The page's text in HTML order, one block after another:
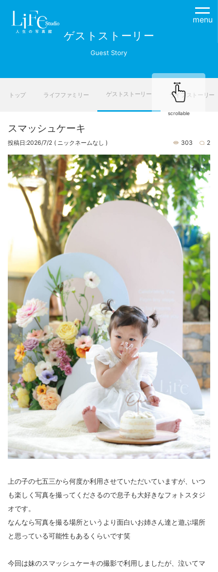
menu
ゲストストーリー
Guest Story
トップ ライフファミリー ゲストストーリー ライフストーリー
スマッシュケーキ
投稿日:2026/7/2 ( ニックネームなし ) 303 2
上の子の七五三から何度か利用させていただいていますが、いつ
も楽しく写真を撮ってくださるので息子も大好きなフォトスタジ
オです。
なんなら写真を撮る場所というより面白いお姉さん達と遊ぶ場所
と思っている可能性もあるくらいです笑
今回は妹のスマッシュケーキの撮影で利用しましたが、泣いてマ